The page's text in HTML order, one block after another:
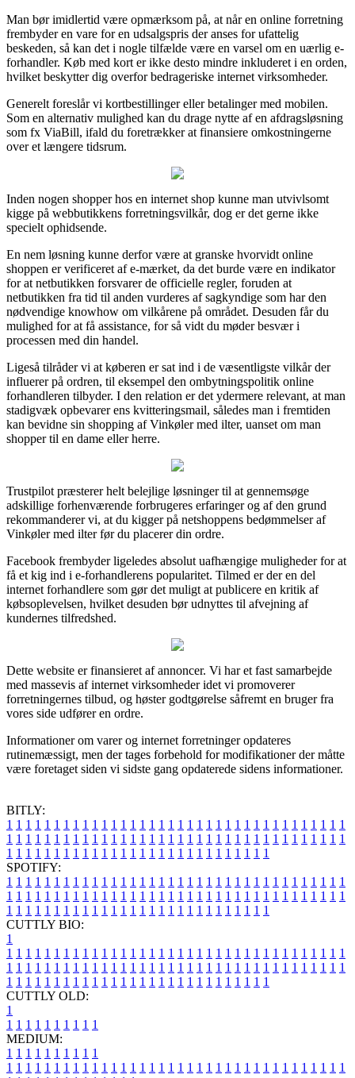
Man bør imidlertid være opmærksom på, at når en online forretning
frembyder en vare for en udsalgspris der anses for ufattelig
beskeden, så kan det i nogle tilfælde være en varsel om en uærlig e-
forhandler. Køb med kort er ikke desto mindre inkluderet i en orden,
hvilket beskytter dig overfor bedrageriske internet virksomheder.
Generelt foreslår vi kortbestillinger eller betalinger med mobilen.
Som en alternativ mulighed kan du drage nytte af en afdragsløsning
som fx ViaBill, ifald du foretrækker at finansiere omkostningerne
over et længere tidsrum.
Inden nogen shopper hos en internet shop kunne man utvivlsomt
kigge på webbutikkens forretningsvilkår, dog er det gerne ikke
specielt ophidsende.
En nem løsning kunne derfor være at granske hvorvidt online
shoppen er verificeret af e-mærket, da det burde være en indikator
for at netbutikken forsvarer de officielle regler, foruden at
netbutikken fra tid til anden vurderes af sagkyndige som har den
nødvendige knowhow om vilkårene på området. Desuden får du
mulighed for at få assistance, for så vidt du møder besvær i
processen med din handel.
Ligeså tilråder vi at køberen er sat ind i de væsentligste vilkår der
influerer på ordren, til eksempel den ombytningspolitik online
forhandleren tilbyder. I den relation er det ydermere relevant, at man
stadigvæk opbevarer ens kvitteringsmail, således man i fremtiden
kan bevidne sin shopping af Vinkøler med ilter, uanset om man
shopper til en dame eller herre.
Trustpilot præsterer helt belejlige løsninger til at gennemsøge
adskillige forhenværende forbrugeres erfaringer og af den grund
rekommanderer vi, at du kigger på netshoppens bedømmelser af
Vinkøler med ilter før du placerer din ordre.
Facebook frembyder ligeledes absolut uafhængige muligheder for at
få et kig ind i e-forhandlerens popularitet. Tilmed er der en del
internet forhandlere som gør det muligt at publicere en kritik af
købsoplevelsen, hvilket desuden bør udnyttes til afvejning af
kundernes tilfredshed.
Dette website er finansieret af annoncer. Vi har et fast samarbejde
med massevis af internet virksomheder idet vi promoverer
forretningernes tilbud, og høster godtgørelse såfremt en bruger fra
vores side udfører en ordre.
Informationer om varer og internet forretninger opdateres
rutinemæssigt, men der tages forbehold for modifikationer der måtte
være foretaget siden vi sidste gang opdaterede sidens informationer.
BITLY:
1 1 1 1 1 1 1 1 1 1 1 1 1 1 1 1 1 1 1 1 1 1 1 1 1 1 1 1 1 1 1 1 1 1 1 1
1 1 1 1 1 1 1 1 1 1 1 1 1 1 1 1 1 1 1 1 1 1 1 1 1 1 1 1 1 1 1 1 1 1 1 1
1 1 1 1 1 1 1 1 1 1 1 1 1 1 1 1 1 1 1 1 1 1 1 1 1 1 1 1
SPOTIFY:
1 1 1 1 1 1 1 1 1 1 1 1 1 1 1 1 1 1 1 1 1 1 1 1 1 1 1 1 1 1 1 1 1 1 1 1
1 1 1 1 1 1 1 1 1 1 1 1 1 1 1 1 1 1 1 1 1 1 1 1 1 1 1 1 1 1 1 1 1 1 1 1
1 1 1 1 1 1 1 1 1 1 1 1 1 1 1 1 1 1 1 1 1 1 1 1 1 1 1 1
CUTTLY BIO:
1
1 1 1 1 1 1 1 1 1 1 1 1 1 1 1 1 1 1 1 1 1 1 1 1 1 1 1 1 1 1 1 1 1 1 1 1
1 1 1 1 1 1 1 1 1 1 1 1 1 1 1 1 1 1 1 1 1 1 1 1 1 1 1 1 1 1 1 1 1 1 1 1
1 1 1 1 1 1 1 1 1 1 1 1 1 1 1 1 1 1 1 1 1 1 1 1 1 1 1 1
CUTTLY OLD:
1
1 1 1 1 1 1 1 1 1 1
MEDIUM:
1 1 1 1 1 1 1 1 1 1
1 1 1 1 1 1 1 1 1 1 1 1 1 1 1 1 1 1 1 1 1 1 1 1 1 1 1 1 1 1 1 1 1 1 1 1